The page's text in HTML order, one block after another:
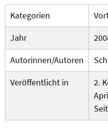
Kategorien
Jahr
Autorinnen/Autoren
Veröffentlicht in
2.